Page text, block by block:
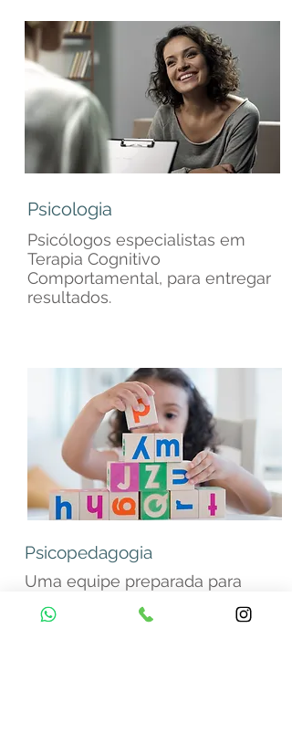
Psicologia
Psicólogos especialistas em
Terapia Cognitivo
Comportamental, para entregar
resultados.
Psicopedagogia
Uma equipe preparada para
melhor em psicopedagogia.